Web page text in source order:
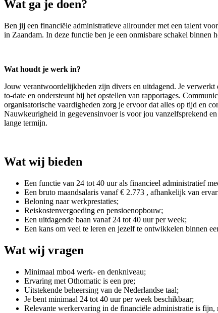
Wat ga je doen?
Ben jij een financiële administratieve allrounder met een talent
in Zaandam. In deze functie ben je een onmisbare schakel binnen
Wat houdt je werk in?
Jouw verantwoordelijkheden zijn divers en uitdagend. Je verwerkt
to-date en ondersteunt bij het opstellen van rapportages.
organisatorische vaardigheden zorg je ervoor dat alles op tijd en
Nauwkeurigheid in gegevensinvoer is voor jou vanzelfsprekend
lange termijn.
Wat wij bieden
Een functie van 24 tot 40 uur als financieel administratief
Een bruto maandsalaris vanaf € 2.773 , afhankelijk van
Beloning naar werkprestaties;
Reiskostenvergoeding en pensioenopbouw;
Een uitdagende baan vanaf 24 tot 40 uur per week;
Een kans om veel te leren en jezelf te ontwikkelen binnen
Wat wij vragen
Minimaal mbo4 werk- en denkniveau;
Ervaring met Othomatic is een pre;
Uitstekende beheersing van de Nederlandse taal;
Je bent minimaal 24 tot 40 uur per week beschikbaar;
Relevante werkervaring in de financiële administratie is fijn,